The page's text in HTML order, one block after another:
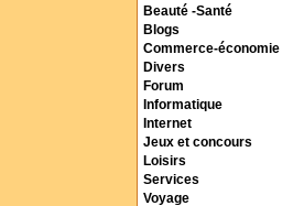
Beauté -Santé
Blogs
Commerce-économie
Divers
Forum
Informatique
Internet
Jeux et concours
Loisirs
Services
Voyage